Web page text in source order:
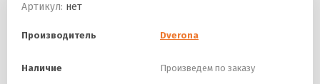
Артикул: нет
Производитель Dverona
Наличие Произведем по заказу